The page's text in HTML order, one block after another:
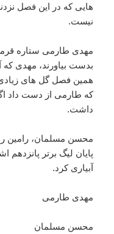
هایی که در این فصل
نیست.
مهدی طارمی ستاره
بدست بیاورند، مهدی
همین فصل گل های
که طارمی از دست داد
داشت.
محسن مسلمان، رامین
پایان لیگ برتر
آبیاری کرد.
مهدی طارمی
محسن مسلمان